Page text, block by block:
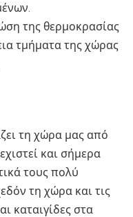
της θερμοκρασίας
τμήματα της χώρας
τη χώρα μας από
και σήμερα
τους πολύ
τη χώρα και τις
καταιγίδες στα